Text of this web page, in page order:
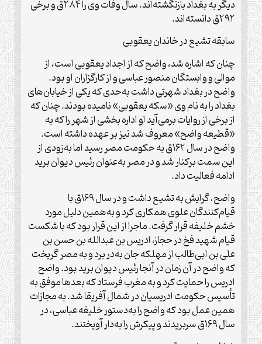
دیگر به بغداد بازنگشته‌اند. سال وفات وی را ۲۸۴ق و برخی
۲۹۲ق دانسته‌اند.
سابقه تشیع در خاندان یعقوبی
چنان که اشاره شد، واضح که از اجداد یعقوبی است، از
موالی و وابستگان منصور عباسی و از کارگزاران او بود.
واضح در بغداد شهرتی داشت به‌حدی که یکی از خیابان‌های
بغداد را به نام وی «سکه یعقوبی» نامیده بودند. چنان که
از برخی از روایات برمی‌آید او اداره بخشی از شهر را که به
«قطیعه واضح» معروف شد نیز بر عهده داشته است.
واضح در سال ۱۶۲ق به حکومت مصر رسید اما به‌زودی از
این سمت برکنار شد و در مصر به‌عنوان رئیس دیوان برید
ادامه فعالیت داد.
واضح، گرایش به تشیع داشت و در سال ۱۶۹ق با
قیام‌کنندگان علوی همکاری کرد و به‌همین دلیل مورد
خشم خلیفه قرار گرفت. ماجرا از این قرار بود که با شکست
قیام شهید فخ در حجاز، ادریس بن عبدالله بن حسن بن
علی بن ابی‌طالب از مهلکه جان به‌در برد و به مصر گریخت
که واضح در آن زمان در آنجا رئیس دیوان برید بود. واضح
ادریس را حمایت کرد و به مغرب فرستاد که بعدها موفق به
تأسیس حکومت ادریسیان در شمال آفریقا شد. به مجازات
همین عمل بود که واضح را به‌دستور خلیفه عباسی، در
سال ۱۶۹ق سربریدند و پیکرش را به‌دار آویختند.